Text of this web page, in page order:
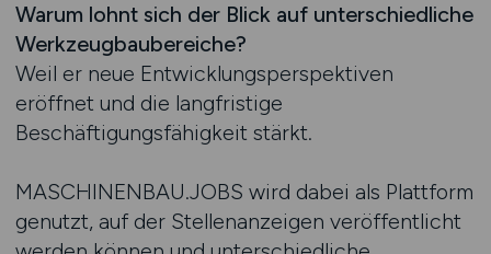
Warum lohnt sich der Blick auf unterschiedliche
Werkzeugbaubereiche?
Weil er neue Entwicklungsperspektiven
eröffnet und die langfristige
Beschäftigungsfähigkeit stärkt.
MASCHINENBAU.JOBS wird dabei als Plattform
genutzt, auf der Stellenanzeigen veröffentlicht